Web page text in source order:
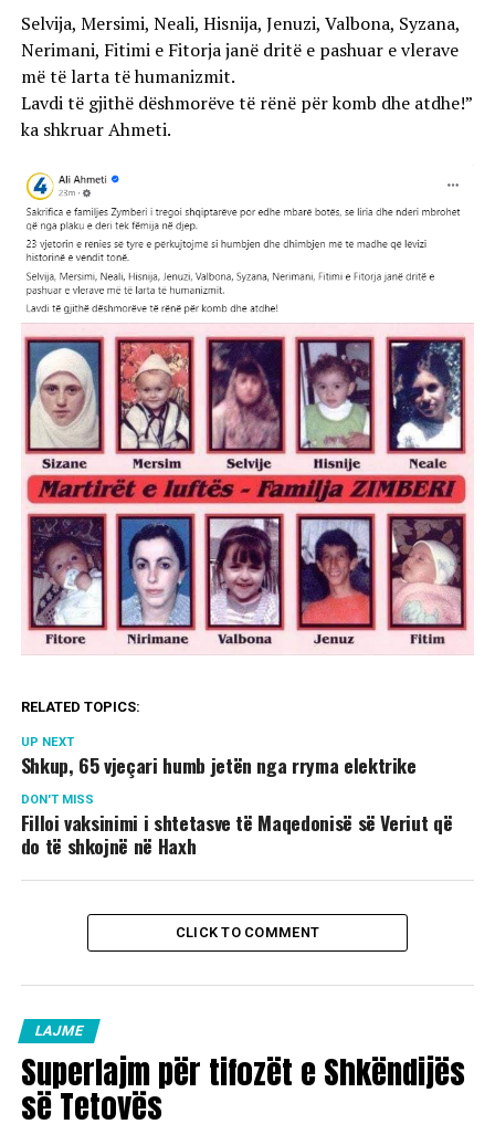
Selvija, Mersimi, Neali, Hisnija, Jenuzi, Valbona, Syzana,
Nerimani, Fitimi e Fitorja janë dritë e pashuar e vlerave
më të larta të humanizmit.
Lavdi të gjithë dëshmorëve të rënë për komb dhe atdhe!”
ka shkruar Ahmeti.
RELATED TOPICS:
UP NEXT
Shkup, 65 vjeçari humb jetën nga rryma elektrike
DON'T MISS
Filloi vaksinimi i shtetasve të Maqedonisë së Veriut që
do të shkojnë në Haxh
CLICK TO COMMENT
LAJME
Superlajm për tifozët e Shkëndijës
së Tetovës